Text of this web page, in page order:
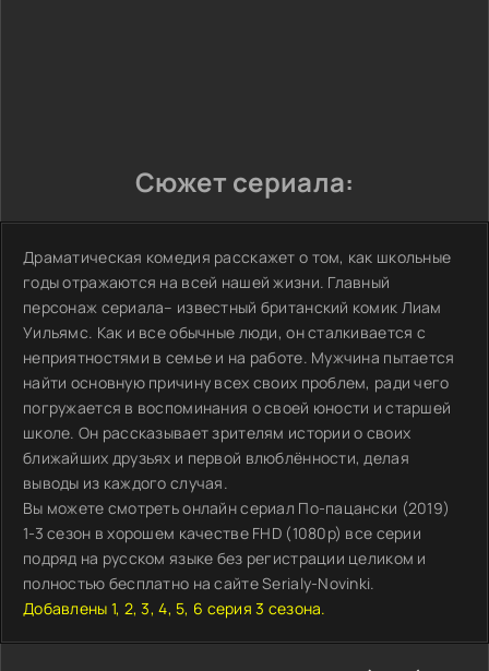
Сюжет сериала:
Драматическая комедия расскажет о том, как школьные
годы отражаются на всей нашей жизни. Главный
персонаж сериала– известный британский комик Лиам
Уильямс. Как и все обычные люди, он сталкивается с
неприятностями в семье и на работе. Мужчина пытается
найти основную причину всех своих проблем, ради чего
погружается в воспоминания о своей юности и старшей
школе. Он рассказывает зрителям истории о своих
ближайших друзьях и первой влюблённости, делая
выводы из каждого случая.
Вы можете смотреть онлайн сериал По-пацански (2019)
1-3 сезон в хорошем качестве FHD (1080p) все серии
подряд на русском языке без регистрации целиком и
полностью бесплатно на сайте Serialy-Novinki.
Добавлены 1, 2, 3, 4, 5, 6 серия 3 сезона.